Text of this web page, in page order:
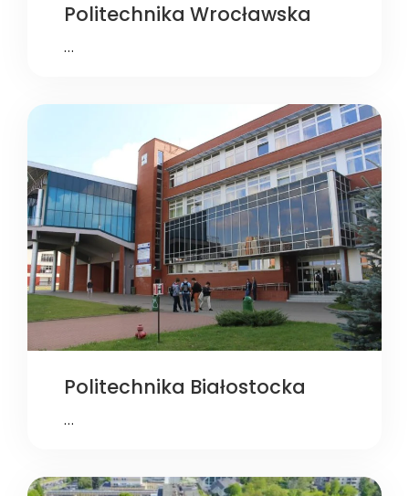
Politechnika Wrocławska
…
Politechnika Białostocka
…